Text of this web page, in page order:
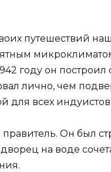
путешествий
году он
лично, чем
для всех
Он был
на воде